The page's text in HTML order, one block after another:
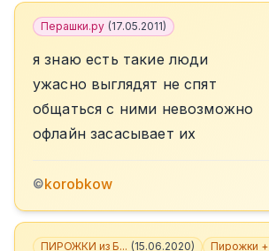
Перашки.ру (17.05.2011)
я знаю есть такие люди
ужасно выглядят не спят
общаться с ними невозможно
офлайн засасывает их
©korobkow
ПИРОЖКИ из Б... (15.06.2020) Пирожки +